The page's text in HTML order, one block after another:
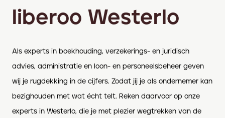
liberoo Westerlo
Als experts in boekhouding, verzekerings- en juridisch
advies, administratie en loon- en personeelsbeheer geven
wij je rugdekking in de cijfers. Zodat jij je als ondernemer kan
bezighouden met wat écht telt. Reken daarvoor op onze
experts in Westerlo, die je met plezier wegtrekken van de